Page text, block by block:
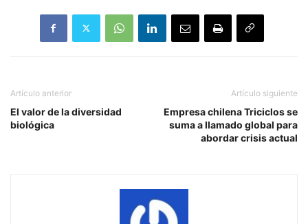
Artículo anterior
El valor de la diversidad
biológica
Artículo siguiente
Empresa chilena Triciclos se
suma a llamado global para
abordar crisis actual